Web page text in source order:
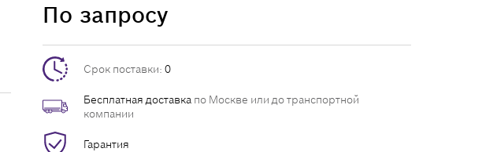
По запросу
Срок поставки: 0
Бесплатная доставка по Москве или до транспортной
компании
Гарантия